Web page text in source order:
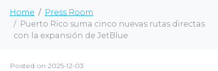
Home
Press Room
Puerto Rico suma cinco nuevas rutas directas
con la expansión de JetBlue
Posted on 2025-12-03